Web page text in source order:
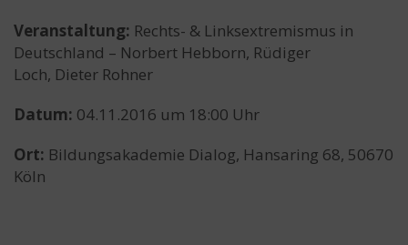
Veranstaltung: Rechts- & Linksextremismus in
Deutschland – Norbert Hebborn, Rüdiger
Loch, Dieter Rohner
Datum: 04.11.2016 um 18:00 Uhr
Ort: Bildungsakademie Dialog, Hansaring 68, 50670
Köln